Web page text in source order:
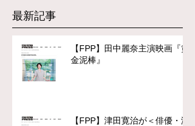
最新記事
【FPP】田中麗奈主演映画『黄
金泥棒』
【FPP】津田寛治が＜俳優・津